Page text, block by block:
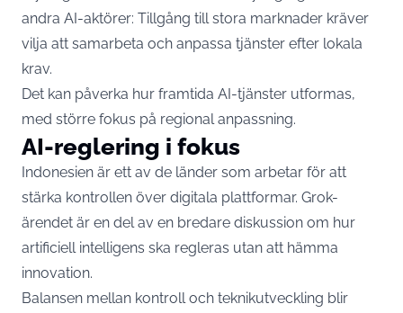
andra AI-aktörer: Tillgång till stora marknader kräver
vilja att samarbeta och anpassa tjänster efter lokala
krav.
Det kan påverka hur framtida AI-tjänster utformas,
med större fokus på regional anpassning.
AI-reglering i fokus
Indonesien är ett av de länder som arbetar för att
stärka kontrollen över digitala plattformar. Grok-
ärendet är en del av en bredare diskussion om hur
artificiell intelligens ska regleras utan att hämma
innovation.
Balansen mellan kontroll och teknikutveckling blir